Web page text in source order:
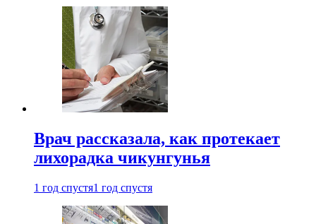
Врач рассказала, как протекает
лихорадка чикунгунья
1 год спустя1 год спустя